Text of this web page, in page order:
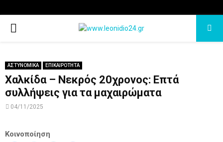
PRIMARY
ΑΣΤΥΝΟΜΙΚΑ ΕΠΙΚΑΙΡΟΤΗΤΑ
Χαλκίδα – Νεκρός 20χρονος: Επτά
συλλήψεις για τα μαχαιρώματα
04/11/2025
Κοινοποίηση